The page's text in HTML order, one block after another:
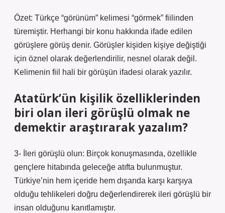
Özet: Türkçe “görünüm” kelimesi “görmek” fiilinden
türemiştir. Herhangi bir konu hakkında ifade edilen
görüşlere görüş denir. Görüşler kişiden kişiye değiştiği
için öznel olarak değerlendirilir, nesnel olarak değil.
Kelimenin fiil hali bir görüşün ifadesi olarak yazılır.
Atatürk’ün kişilik özelliklerinden
biri olan ileri görüşlü olmak ne
demektir araştırarak yazalım?
3- İleri görüşlü olun: Birçok konuşmasında, özellikle
gençlere hitabında geleceğe atıfta bulunmuştur.
Türkiye’nin hem içeride hem dışarıda karşı karşıya
olduğu tehlikeleri doğru değerlendirerek ileri görüşlü bir
insan olduğunu kanıtlamıştır.